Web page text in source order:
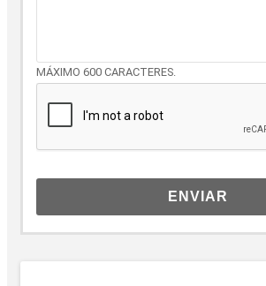
MÁXIMO 600 CARACTERES.
ENVIAR